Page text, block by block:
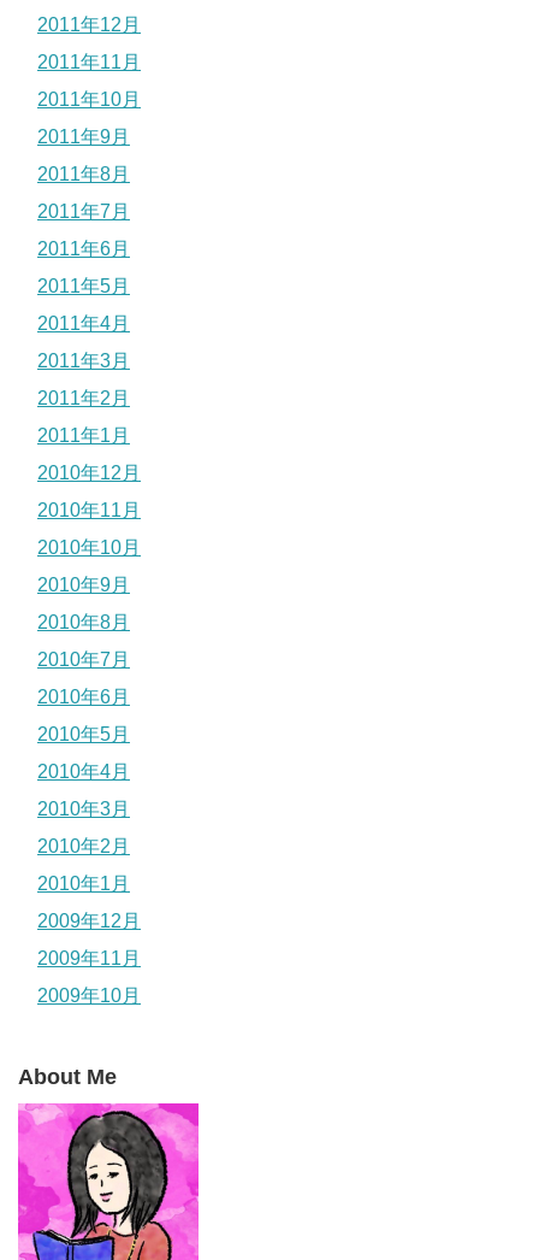
2011年12月
2011年11月
2011年10月
2011年9月
2011年8月
2011年7月
2011年6月
2011年5月
2011年4月
2011年3月
2011年2月
2011年1月
2010年12月
2010年11月
2010年10月
2010年9月
2010年8月
2010年7月
2010年6月
2010年5月
2010年4月
2010年3月
2010年2月
2010年1月
2009年12月
2009年11月
2009年10月
About Me